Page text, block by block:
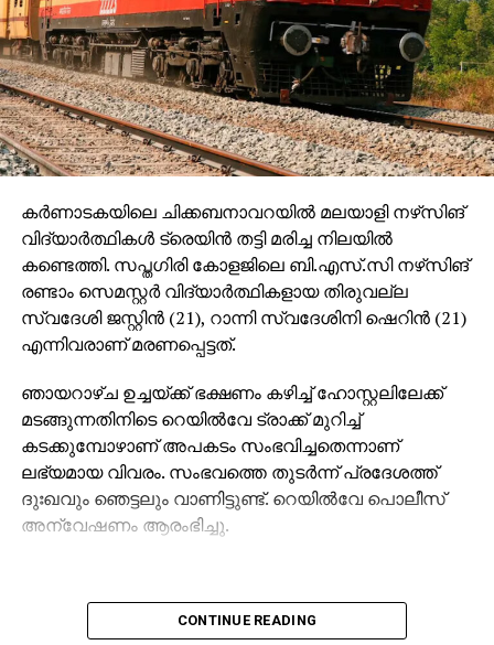
യാത്രക്കാരുടെ അനുഭവമുയര്‍ത്തുമെന്ന് റെയില്‍വേ
അറിയിച്ചു.
കര്‍ണാടകയിലെ ചിക്കബനാവറയില്‍ മലയാളി നഴ്‌സിങ്
വിദ്യാര്‍ത്ഥികള്‍ ട്രെയിന്‍ തട്ടി മരിച്ച നിലയില്‍
കണ്ടെത്തി. സപ്തഗിരി കോളജിലെ ബി.എസ്.സി നഴ്‌സിങ്
രണ്ടാം സെമസ്റ്റര്‍ വിദ്യാര്‍ത്ഥികളായ തിരുവല്ല
സ്വദേശി ജസ്റ്റിന്‍ (21), റാന്നി സ്വദേശിനി ഷെറിന്‍ (21)
എന്നിവരാണ് മരണപ്പെട്ടത്.
ഞായറാഴ്ച ഉച്ചയ്ക്ക് ഭക്ഷണം കഴിച്ച് ഹോസ്റ്റലിലേക്ക്
മടങ്ങുന്നതിനിടെ റെയില്‍വേ ട്രാക്ക് മുറിച്ച്
കടക്കുമ്പോഴാണ് അപകടം സംഭവിച്ചതെന്നാണ്
ലഭ്യമായ വിവരം. സംഭവത്തെ തുടര്‍ന്ന് പ്രദേശത്ത്
ദുഃഖവും ഞെട്ടലും വാണിട്ടുണ്ട്. റെയില്‍വേ പൊലീസ്
അന്വേഷണം ആരംഭിച്ചു.
CONTINUE READING